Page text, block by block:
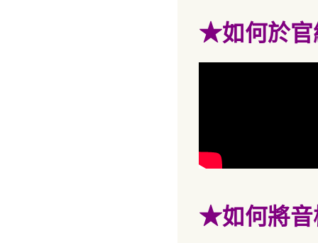
★如何於
★如何將